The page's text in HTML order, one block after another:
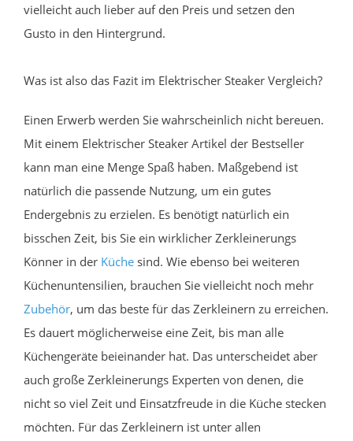
vielleicht auch lieber auf den Preis und setzen den
Gusto in den Hintergrund.
Was ist also das Fazit im Elektrischer Steaker Vergleich?
Einen Erwerb werden Sie wahrscheinlich nicht bereuen.
Mit einem Elektrischer Steaker Artikel der Bestseller
kann man eine Menge Spaß haben. Maßgebend ist
natürlich die passende Nutzung, um ein gutes
Endergebnis zu erzielen. Es benötigt natürlich ein
bisschen Zeit, bis Sie ein wirklicher Zerkleinerungs
Könner in der Küche sind. Wie ebenso bei weiteren
Küchenuntensilien, brauchen Sie vielleicht noch mehr
Zubehör, um das beste für das Zerkleinern zu erreichen.
Es dauert möglicherweise eine Zeit, bis man alle
Küchengeräte beieinander hat. Das unterscheidet aber
auch große Zerkleinerungs Experten von denen, die
nicht so viel Zeit und Einsatzfreude in die Küche stecken
möchten. Für das Zerkleinern ist unter allen